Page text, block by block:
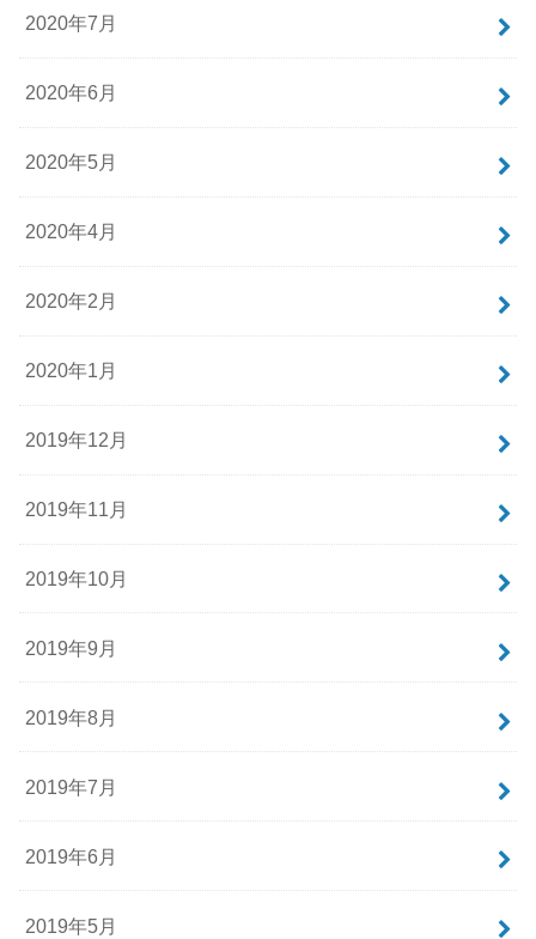
2020年7月
2020年6月
2020年5月
2020年4月
2020年2月
2020年1月
2019年12月
2019年11月
2019年10月
2019年9月
2019年8月
2019年7月
2019年6月
2019年5月